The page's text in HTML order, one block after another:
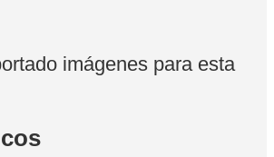
imágenes para esta